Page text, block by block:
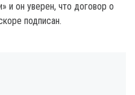
и он уверен, что договор о
подписан.